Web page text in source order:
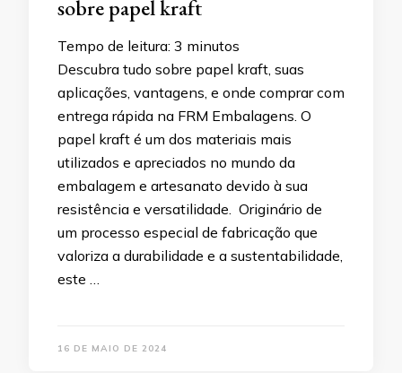
sobre papel kraft
Tempo de leitura: 3 minutos
Descubra tudo sobre papel kraft, suas
aplicações, vantagens, e onde comprar com
entrega rápida na FRM Embalagens. O
papel kraft é um dos materiais mais
utilizados e apreciados no mundo da
embalagem e artesanato devido à sua
resistência e versatilidade. Originário de
um processo especial de fabricação que
valoriza a durabilidade e a sustentabilidade,
este …
16 DE MAIO DE 2024